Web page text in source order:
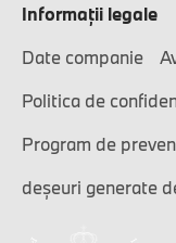
Informaţii legale
Date companie
Politica de
Program de
deșeuri generate